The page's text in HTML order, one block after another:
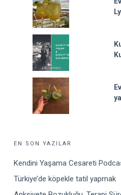
EN SON YAZILAR
Kendini Yaşama Cesareti
Türkiye’de köpekle tatil yapmak